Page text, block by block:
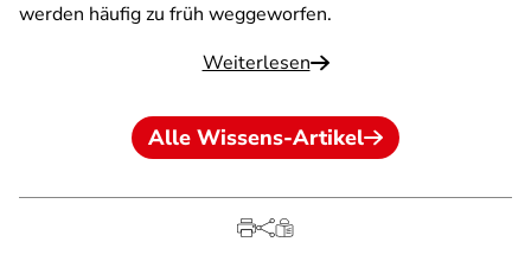
werden häufig zu früh weggeworfen.
Weiterlesen
Alle Wissens-Artikel